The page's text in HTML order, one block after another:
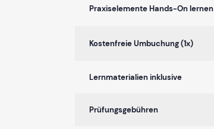
Praxiselemente Hands-On lernen
Kostenfreie Umbuchung (1x)
Lernmaterialien inklusive
Prüfungsgebühren